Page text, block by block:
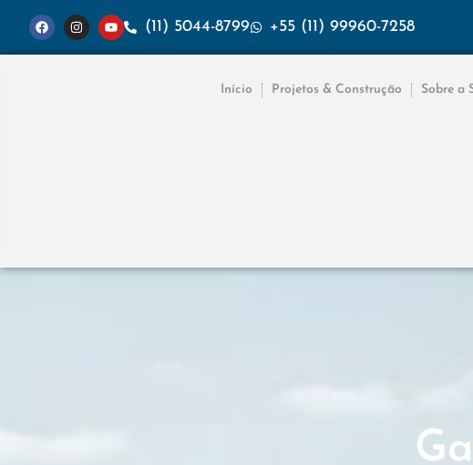
(11) 5044-8799 +55 (11) 99960-7258
Início Projetos & Construção Sobre a